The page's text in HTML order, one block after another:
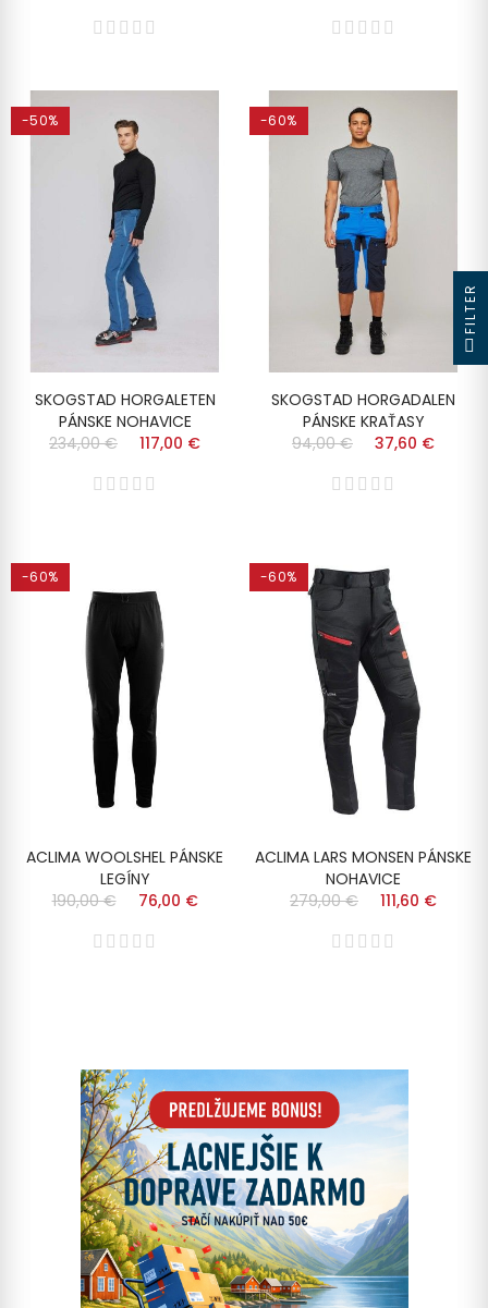
-50%
SKOGSTAD HORGALETEN
PÁNSKE NOHAVICE
234,00 €
117,00 €
-60%
SKOGSTAD HORGADALEN
PÁNSKE KRAŤASY
94,00 €
37,60 €
-60%
ACLIMA WOOLSHEL PÁNSKE
LEGÍNY
190,00 €
76,00 €
-60%
ACLIMA LARS MONSEN PÁNSKE
NOHAVICE
279,00 €
111,60 €
FILTER